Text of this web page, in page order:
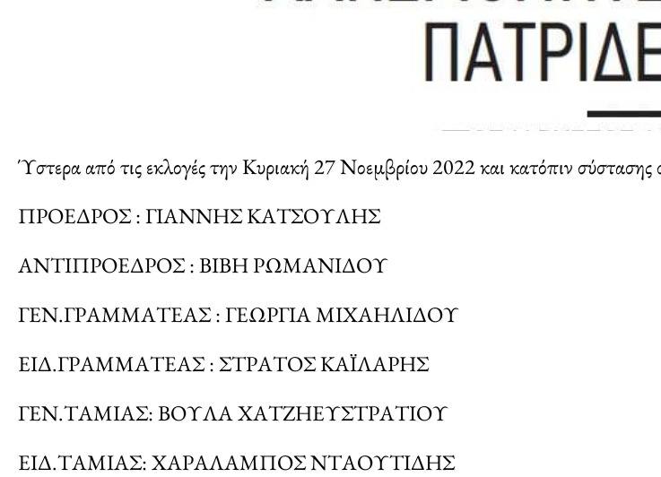
Ύστερα από τις εκλογές την Κυριακή 27 Νοεμβρίου 2022 και κατόπιν
ΠΡΟΕΔΡΟΣ : ΓΙΑΝΝΗΣ ΚΑΤΣΟΥΛΗΣ
ΑΝΤΙΠΡΟΕΔΡΟΣ : ΒΙΒΗ ΡΩΜΑΝΙΔΟΥ
ΓΕΝ.ΓΡΑΜΜΑΤΕΑΣ : ΓΕΩΡΓΙΑ ΜΙΧΑΗΛΙΔΟΥ
ΕΙΔ.ΓΡΑΜΜΑΤΕΑΣ : ΣΤΡΑΤΟΣ ΚΑΪΛΑΡΗΣ
ΓΕΝ.ΤΑΜΙΑΣ: ΒΟΥΛΑ ΧΑΤΖΗΕΥΣΤΡΑΤΙΟΥ
ΕΙΔ.ΤΑΜΙΑΣ: ΧΑΡΑΛΑΜΠΟΣ ΝΤΑΟΥΤΙΔΗΣ